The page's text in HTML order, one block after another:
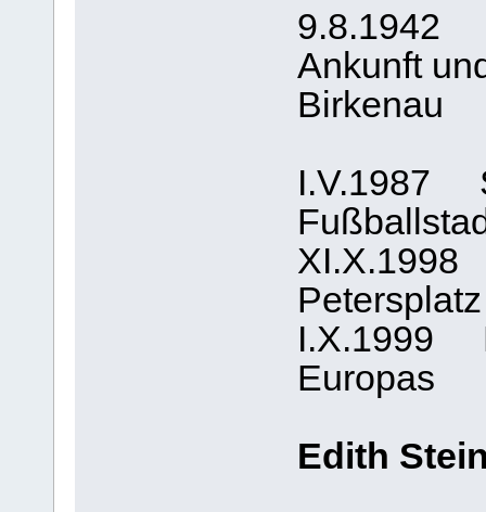
9.8.1942
Ankunft
Birkenau
I.V.1987
XI.X.1998
I.X.1999
Europas
Edith